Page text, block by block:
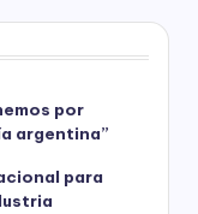
por
argentina”
para